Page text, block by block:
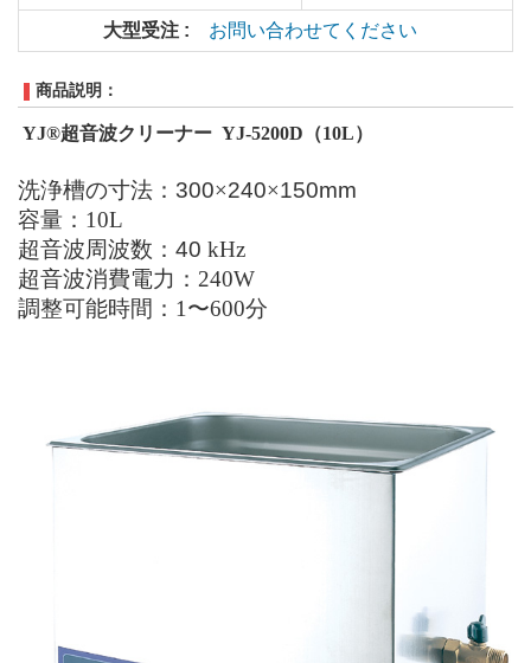
大型受注 : お問い合わせてください
商品説明：
YJ®超音波クリーナー YJ-5200D （10L）
洗浄槽の寸法： 300×240×150mm
容量： 10L
超音波周波数： 40 kHz
超音波消費電力： 240W
調整可能時間： 1 〜600分